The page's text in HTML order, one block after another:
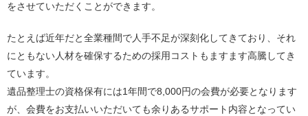
をさせていただくことができます。
たとえば近年だと全業種間で人手不足が深刻化してきており、それ
にともない人材を確保するための採用コストもますます高騰してき
ています。
遺品整理士の資格保有には1年間で8,000円の会費が必要となります
が、会費をお支払いいただいても余りあるサポート内容となってい